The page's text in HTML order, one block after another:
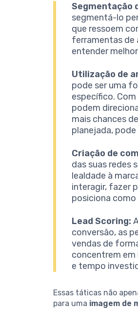
Segmentação
segmentá-lo
que ressoem
ferramentas de
entender
Utilização de
pode ser uma
específico.
podem
mais chances
planejada,
Criação de
das suas redes
lealdade à
interagir, fazer
posiciona
Lead Scoring:
conversão, as
vendas de
concentrem
e tempo
Essas táticas não
para uma imagem de